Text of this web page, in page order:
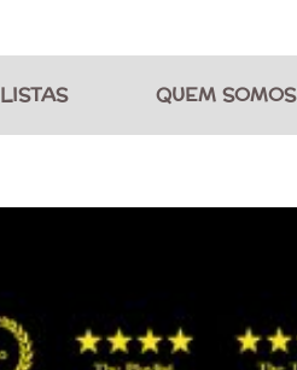
LISTAS QUEM SOMOS